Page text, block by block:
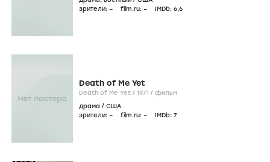
зрители: – film.ru: – IMDb: 6,6
Death of Me Yet
Death of Me Yet / 1971 / фильм
драма / США
зрители: – film.ru: – IMDb: 7